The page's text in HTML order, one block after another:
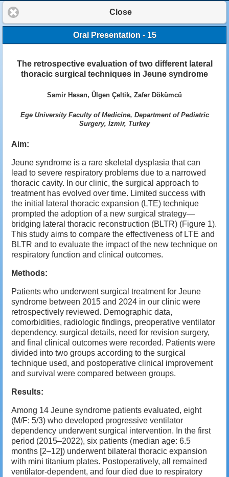
Close
Oral Presentation - 15
The retrospective evaluation of two different lateral
thoracic surgical techniques in Jeune syndrome
Samir Hasan, Ülgen Çeltik, Zafer Dökümcü
Ege University Faculty of Medicine, Department of Pediatric
Surgery, İzmir, Turkey
Aim:
Jeune syndrome is a rare skeletal dysplasia that can
lead to severe respiratory problems due to a narrowed
thoracic cavity. In our clinic, the surgical approach to
treatment has evolved over time. Limited success with
the initial lateral thoracic expansion (LTE) technique
prompted the adoption of a new surgical strategy—
bridging lateral thoracic reconstruction (BLTR) (Figure 1).
This study aims to compare the effectiveness of LTE and
BLTR and to evaluate the impact of the new technique on
respiratory function and clinical outcomes.
Methods:
Patients who underwent surgical treatment for Jeune
syndrome between 2015 and 2024 in our clinic were
retrospectively reviewed. Demographic data,
comorbidities, radiologic findings, preoperative ventilator
dependency, surgical details, need for revision surgery,
and final clinical outcomes were recorded. Patients were
divided into two groups according to the surgical
technique used, and postoperative clinical improvement
and survival were compared between groups.
Results:
Among 14 Jeune syndrome patients evaluated, eight
(M/F: 5/3) who developed progressive ventilator
dependency underwent surgical intervention. In the first
period (2015–2022), six patients (median age: 6.5
months [2–12]) underwent bilateral thoracic expansion
with mini titanium plates. Postoperatively, all remained
ventilator-dependent, and four died due to respiratory